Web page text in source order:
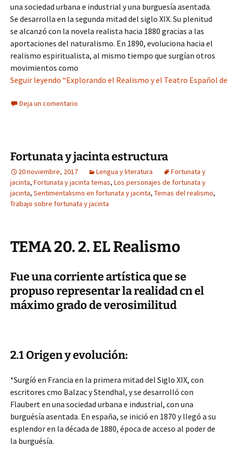
una sociedad urbana e industrial y una burguesía asentada.
Se desarrolla en la segunda mitad del siglo XIX. Su plenitud
se alcanzó con la novela realista hacia 1880 gracias a las
aportaciones del naturalismo. En 1890, evoluciona hacia el
realismo espiritualista, al mismo tiempo que surgían otros
movimientos como
Seguir leyendo “Explorando el Realismo y el Teatro Español
Deja un comentario
Fortunata y jacinta estructura
20 noviembre, 2017 Lengua y literatura
Fortunata y
jacinta, Fortunata y jacinta temas, Los personajes de fortunata y
jacinta, Sentimentalismo en fortunata y jacinta, Temas del realismo,
Trabajo sobre fortunata y jacinta
TEMA 20. 2. EL Realismo
Fue una corriente artística que se
propuso representar la realidad cn el
máximo grado de verosimilitud
2.1 Origen y evolución:
*Surgíó en Francia en la primera mitad del Siglo XIX, con
escritores cmo Balzac y Stendhal, y se desarrolló con
Flaubert en una sociedad urbana e industrial, con una
burguésía asentada. En españa, se inició en 1870 y llegó a su
esplendor en la década de 1880, época de acceso al poder de
la burguésía.